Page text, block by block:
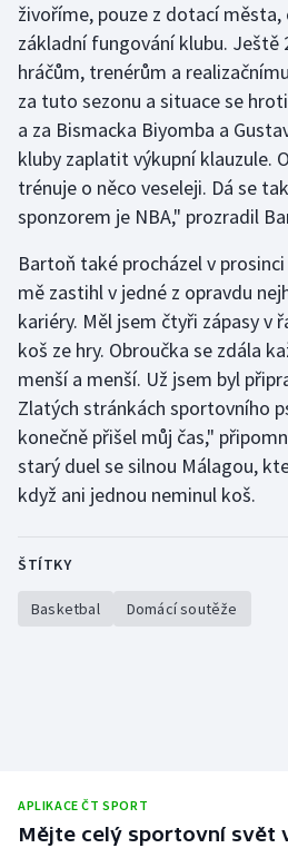
Vodní slalom
Volejbal
Ostatní
živoříme, pouze z dotací města,
základní fungování klubu. Ještě
hráčům, trenérům a
za tuto sezonu a situace se
a za Bismacka Biyomba a
kluby zaplatit výkupní klauzule.
trénuje o něco veseleji. Dá se
sponzorem je NBA," prozradil
Bartoň také procházel v
mě zastihl v jedné z opravdu
kariéry. Měl jsem čtyři zápasy v
koš ze hry. Obroučka se zdála
menší a menší. Už jsem byl
Zlatých stránkách sportovního
konečně přišel můj čas,"
starý duel se silnou Málagou,
když ani jednou neminul koš.
ŠTÍTKY
Basketbal Domácí soutěže
APLIKACE ČT SPORT
Mějte celý sportovní svět